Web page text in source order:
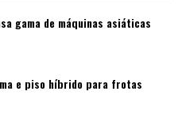
gama de máquinas asiáticas
e piso híbrido para frotas